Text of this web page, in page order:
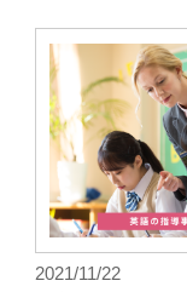
2021/11/22